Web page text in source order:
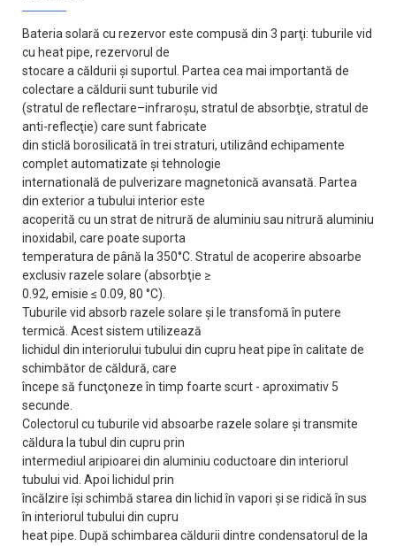
Bateria solară cu rezervor este compusă din 3 parţi: tuburile vid
cu heat pipe, rezervorul de
stocare a căldurii şi suportul. Partea cea mai importantă de
colectare a căldurii sunt tuburile vid
(stratul de reflectare–infraroşu, stratul de absorbţie, stratul de
anti-reflecţie) care sunt fabricate
din sticlă borosilicată în trei straturi, utilizând echipamente
complet automatizate şi tehnologie
internatională de pulverizare magnetonică avansată. Partea
din exterior a tubului interior este
acoperită cu un strat de nitrură de aluminiu sau nitrură aluminiu
inoxidabil, care poate suporta
temperatura de până la 350°C. Stratul de acoperire absoarbe
exclusiv razele solare (absorbţie ≥
0.92, emisie ≤ 0.09, 80 °C).
Tuburile vid absorb razele solare şi le transfomă în putere
termică. Acest sistem utilizează
lichidul din interiorului tubului din cupru heat pipe în calitate de
schimbător de căldură, care
începe să funcţoneze în timp foarte scurt - aproximativ 5
secunde.
Colectorul cu tuburile vid absoarbe razele solare şi transmite
căldura la tubul din cupru prin
intermediul aripioarei din aluminiu coductoare din interiorul
tubului vid. Apoi lichidul prin
încălzire îşi schimbă starea din lichid în vapori şi se ridică în sus
în interiorul tubului din cupru
heat pipe. După schimbarea căldurii dintre condensatorul de la